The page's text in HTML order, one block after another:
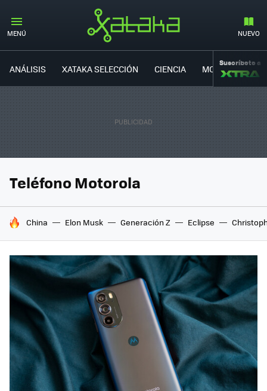
MENÚ NUEVO
ANÁLISIS XATAKA SELECCIÓN CIENCIA MOVILIDAD
Suscríbete a
Teléfono Motorola
HOY SE HABLA DE
China Elon Musk Generación Z Eclipse